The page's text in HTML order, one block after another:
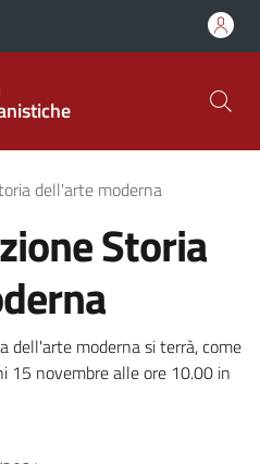
dell'arte moderna
Storia
dell'arte moderna si terrà, come
15 novembre alle ore 10.00 in